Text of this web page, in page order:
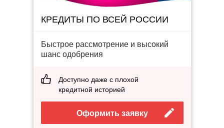
КРЕДИТЫ ПО ВСЕЙ РОССИИ
Быстрое рассмотрение и высокий
шанс одобрения
Доступно даже с плохой
кредитной историей
Оформить заявку